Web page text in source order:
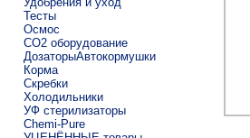
Тесты
Осмос
CO2 оборудование
ДозаторыАвтокормушки
Корма
Скребки
Холодильники
УФ стерилизаторы
Chemi-Pure